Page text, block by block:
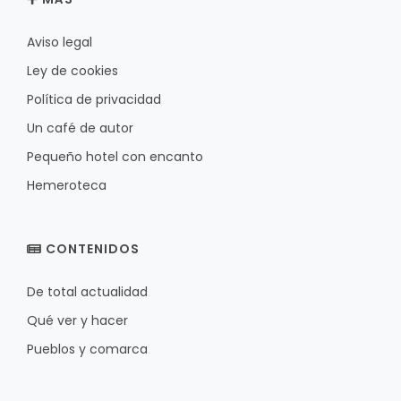
Aviso legal
Ley de cookies
Política de privacidad
Un café de autor
Pequeño hotel con encanto
Hemeroteca
CONTENIDOS
De total actualidad
Qué ver y hacer
Pueblos y comarca